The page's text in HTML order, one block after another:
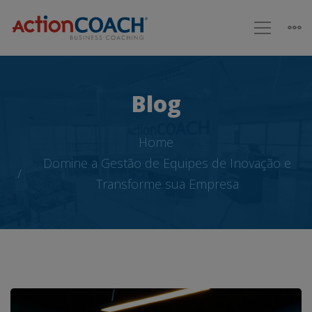
Blog
Home
Domine a Gestão de Equipes de Inovação e
Transforme sua Empresa